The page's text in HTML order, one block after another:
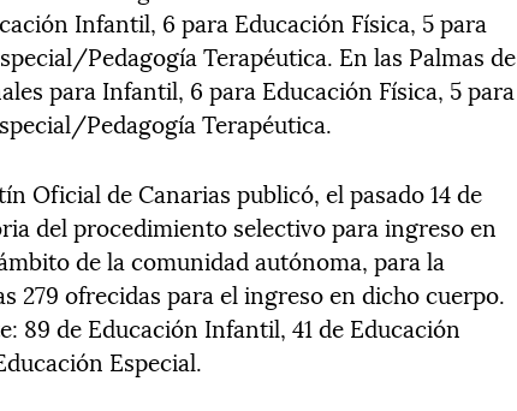
Infantil, 6 para Educación Física, 5 para
Pedagogía Terapéutica. En las Palmas de
para Infantil, 6 para Educación Física, 5 para
Pedagogía Terapéutica.
Oficial de Canarias publicó, el pasado 14 de
del procedimiento selectivo para ingreso en
de la comunidad autónoma, para la
279 ofrecidas para el ingreso en dicho cuerpo.
89 de Educación Infantil, 41 de Educación
Especial.